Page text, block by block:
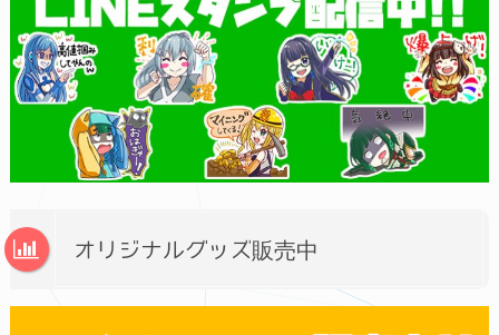
オリジナルグッズ販売中